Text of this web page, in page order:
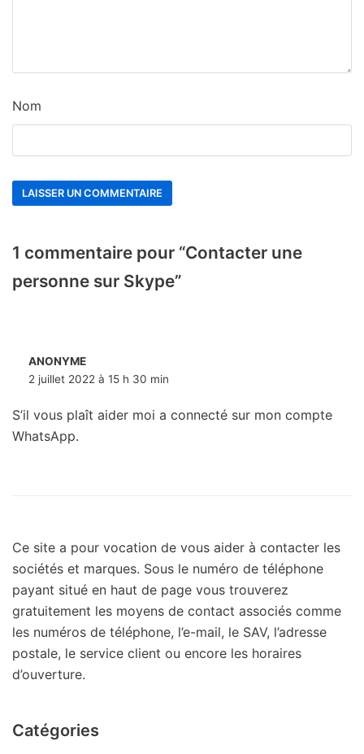
Nom
1 commentaire pour “Contacter une
personne sur Skype”
ANONYME
2 juillet 2022 à 15 h 30 min
S’il vous plaît aider moi a connecté sur mon compte
WhatsApp.
Ce site a pour vocation de vous aider à contacter les
sociétés et marques. Sous le numéro de téléphone
payant situé en haut de page vous trouverez
gratuitement les moyens de contact associés comme
les numéros de téléphone, l’e-mail, le SAV, l’adresse
postale, le service client ou encore les horaires
d’ouverture.
Catégories